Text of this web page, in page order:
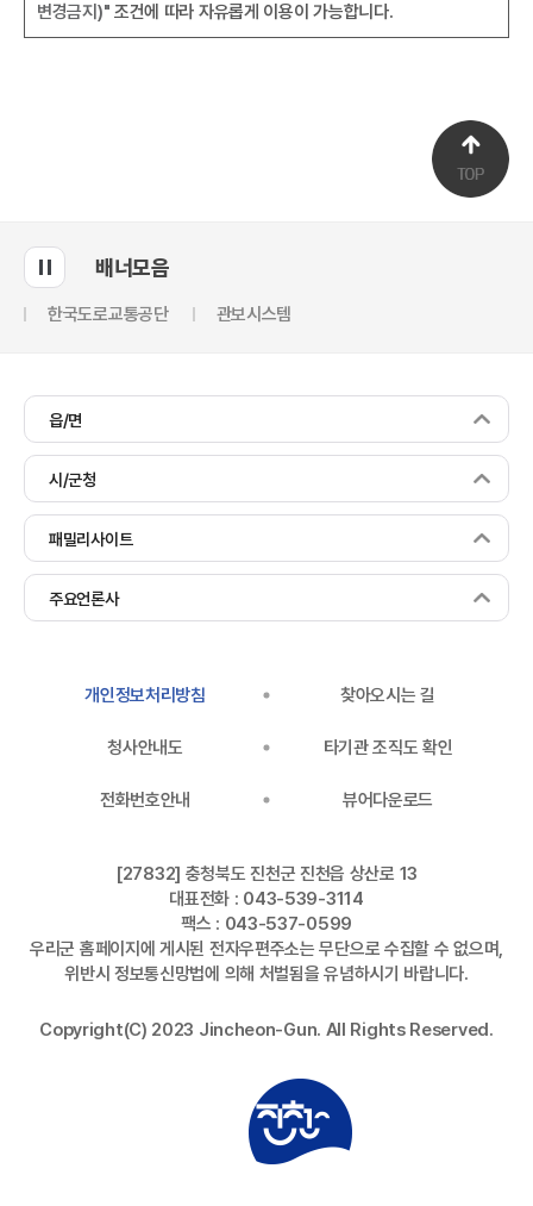
변경금지)" 조건에 따라 자유롭게 이용이 가능합니다.
배너모음
한국도로교통공단 관보시스템
읍/면
시/군청
패밀리사이트
주요언론사
개인정보처리방침 찾아오시는 길
청사안내도 타기관 조직도 확인
전화번호안내 뷰어다운로드
[27832] 충청북도 진천군 진천읍 상산로 13
대표전화 : 043-539-3114
팩스 : 043-537-0599
우리군 홈페이지에 게시된 전자우편주소는 무단으로 수집할 수 없으며,
위반시 정보통신망법에 의해 처벌됨을 유념하시기 바랍니다.
Copyright(C) 2023 Jincheon-Gun. All Rights Reserved.